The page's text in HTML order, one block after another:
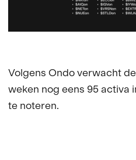
Volgens Ondo verwacht
weken nog eens 95 activa
te noteren.